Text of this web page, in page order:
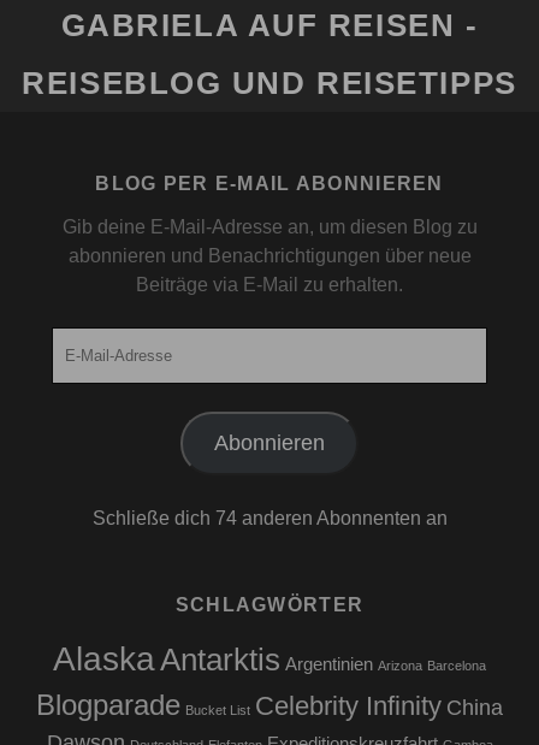
GABRIELA AUF REISEN -
REISEBLOG UND REISETIPPS
BLOG PER E-MAIL ABONNIEREN
Gib deine E-Mail-Adresse an, um diesen Blog zu
abonnieren und Benachrichtigungen über neue
Beiträge via E-Mail zu erhalten.
Abonnieren
Schließe dich 74 anderen Abonnenten an
SCHLAGWÖRTER
AlaskaAntarktis Argentinien Arizona Barcelona
Blogparade Bucket List Celebrity Infinity China